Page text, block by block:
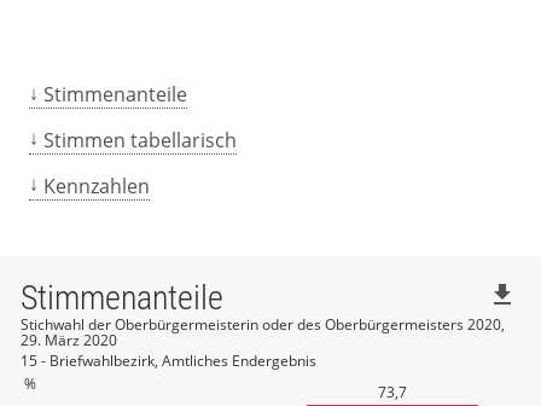
Stimmenanteile
Stimmen tabellarisch
Kennzahlen
% 73,7
Stimmenanteile
Stichwahl der Oberbürgermeisterin oder des Oberbürgermeisters 2020,
29. März 2020
15 - Briefwahlbezirk, Amtliches Endergebnis
file_download